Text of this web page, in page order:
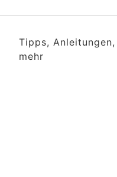
Tipps,
mehr